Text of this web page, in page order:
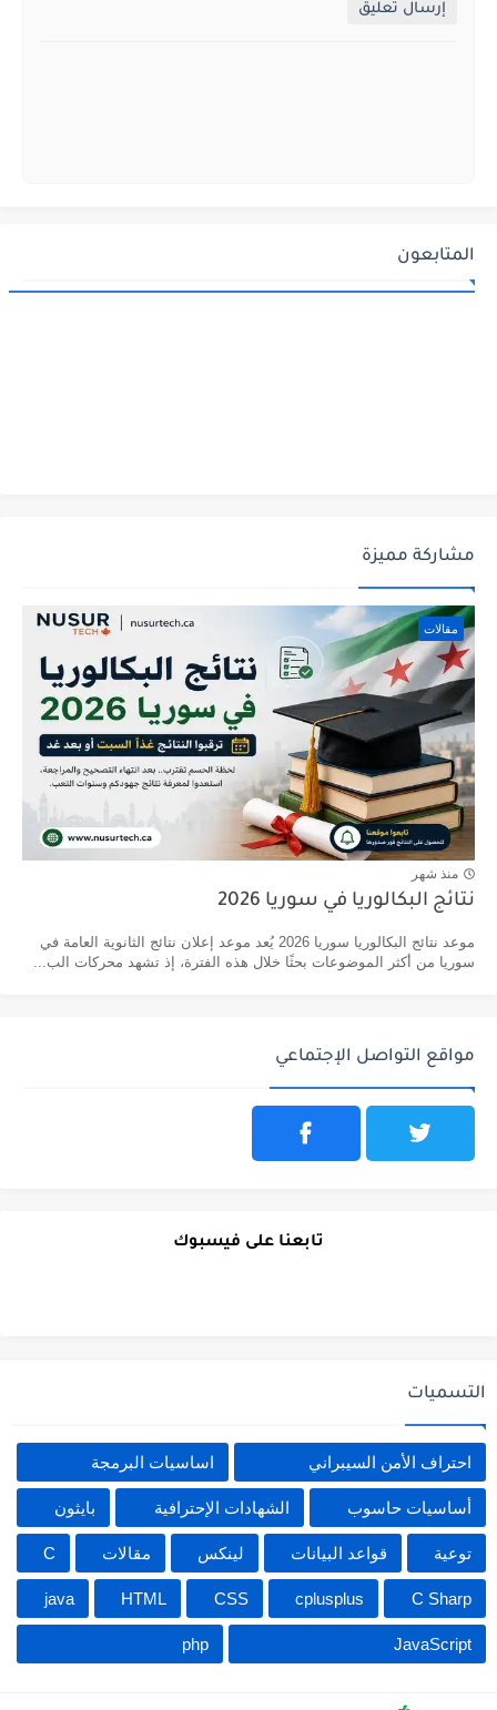
إرسال تعليق
المتابعون
مشاركة مميزة
مقالات
منذ شهر
نتائج البكالوريا في سوريا 2026
موعد نتائج البكالوريا سوريا 2026 يُعد موعد إعلان نتائج الثانوية العامة في
سوريا من أكثر الموضوعات بحثًا خلال هذه الفترة، إذ تشهد محركات الب...
مواقع التواصل الإجتماعي
تابعنا على فيسبوك
التسميات
احتراف الأمن السيبراني اساسيات البرمجة
أساسيات حاسوب الشهادات الإحترافية بايثون
توعية قواعد البيانات لينكس مقالات C
C Sharp
cplusplus
CSS
HTML
java
JavaScript
php